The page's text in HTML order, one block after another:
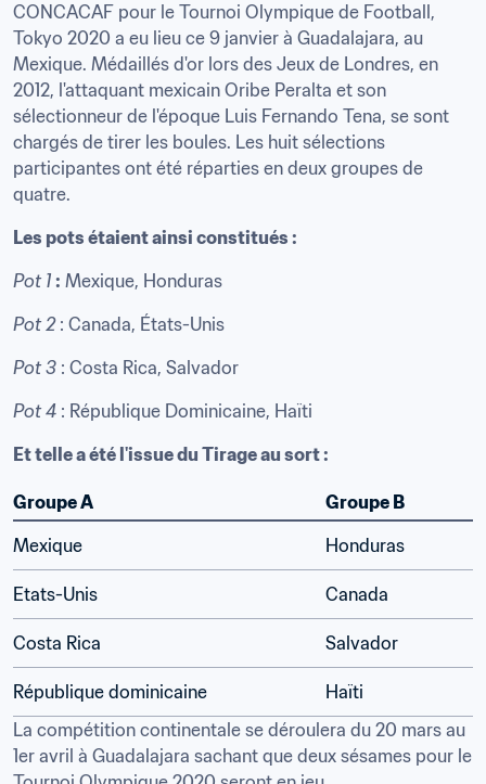
CONCACAF pour le Tournoi Olympique de Football,
Tokyo 2020 a eu lieu ce 9 janvier à Guadalajara, au
Mexique. Médaillés d'or lors des Jeux de Londres, en
2012, l'attaquant mexicain Oribe Peralta et son
sélectionneur de l'époque Luis Fernando Tena, se sont
chargés de tirer les boules. Les huit sélections
participantes ont été réparties en deux groupes de
quatre.
Les pots étaient ainsi constitués :
Pot 1 : Mexique, Honduras
Pot 2 : Canada, États-Unis
Pot 3 : Costa Rica, Salvador
Pot 4 : République Dominicaine, Haïti
Et telle a été l'issue du Tirage au sort :
Groupe A
Groupe B
Mexique
Honduras
Etats-Unis Canada
Costa Rica Salvador
République dominicaine
Haïti
La compétition continentale se déroulera du 20 mars au
1er avril à Guadalajara sachant que deux sésames pour le